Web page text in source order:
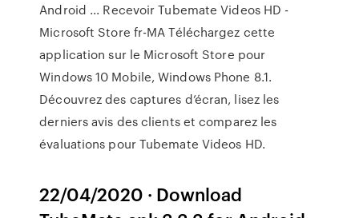
Android ... Recevoir Tubemate Videos HD -
Microsoft Store fr-MA Téléchargez cette
application sur le Microsoft Store pour
Windows 10 Mobile, Windows Phone 8.1.
Découvrez des captures d’écran, lisez les
derniers avis des clients et comparez les
évaluations pour Tubemate Videos HD.
22/04/2020 · Download